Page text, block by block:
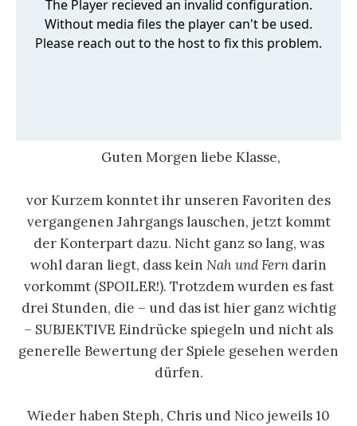
Guten Morgen liebe Klasse,
vor Kurzem konntet ihr unseren Favoriten des
vergangenen Jahrgangs lauschen, jetzt kommt
der Konterpart dazu. Nicht ganz so lang, was
wohl daran liegt, dass kein Nah und Fern darin
vorkommt (SPOILER!). Trotzdem wurden es fast
drei Stunden, die – und das ist hier ganz wichtig
– SUBJEKTIVE Eindrücke spiegeln und nicht als
generelle Bewertung der Spiele gesehen werden
dürfen.
Wieder haben Steph, Chris und Nico jeweils 10